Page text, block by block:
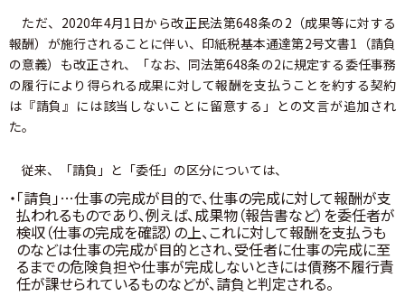
ただ、2020年4月1日から改正民法第648条の2（成果等に対する
報酬）が施行されることに伴い、印紙税基本通達第2号文書1（請負
の意義）も改正され、「なお、同法第648条の2に規定する委任事務
の履行により得られる成果に対して報酬を支払うことを約する契約
は『請負』には該当しないことに留意する」との文言が追加され
た。
従来、「請負」と「委任」の区分については、
・「請負」…仕事の完成が目的で、仕事の完成に対して報酬が支
払われるものであり、例えば、成果物（報告書など）を委任者が
検収（仕事の完成を確認）の上、これに対して報酬を支払うも
のなどは仕事の完成が目的とされ、受任者に仕事の完成に至
るまでの危険負担や仕事が完成しないときには債務不履行責
任が課せられているものなどが、請負と判定される。